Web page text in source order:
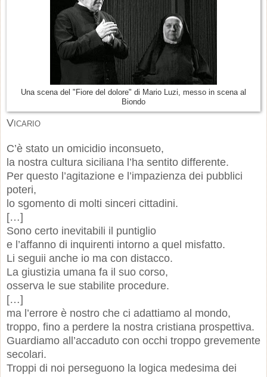
Una scena del "Fiore del dolore" di Mario Luzi, messo in scena al
Biondo
Vicario
C’è stato un omicidio inconsueto,
la nostra cultura siciliana l’ha sentito differente.
Per questo l’agitazione e l’impazienza dei pubblici
poteri,
lo sgomento di molti sinceri cittadini.
[…]
Sono certo inevitabili il puntiglio
e l’affanno di inquirenti intorno a quel misfatto.
Li seguii anche io ma con distacco.
La giustizia umana fa il suo corso,
osserva le sue stabilite procedure.
[…]
ma l’errore è nostro che ci adattiamo al mondo,
troppo, fino a perdere la nostra cristiana prospettiva.
Guardiamo all’accaduto con occhi troppo grevemente
secolari.
Troppi di noi perseguono la logica medesima dei